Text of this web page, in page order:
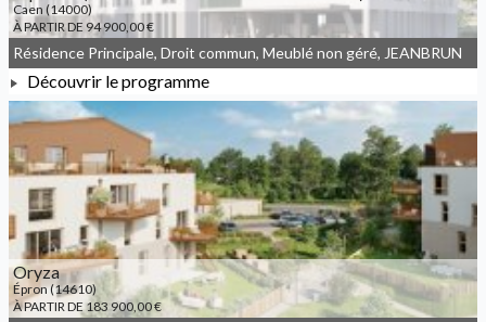
Caen (14000)
À PARTIR DE 94 900,00 €
À PARTIR DE 94 900,00 €
Résidence Principale, Droit commun, Meublé non géré, JEANBRUN
Découvrir le programme
Oryza
Épron (14610)
À PARTIR DE 183 900,00 €